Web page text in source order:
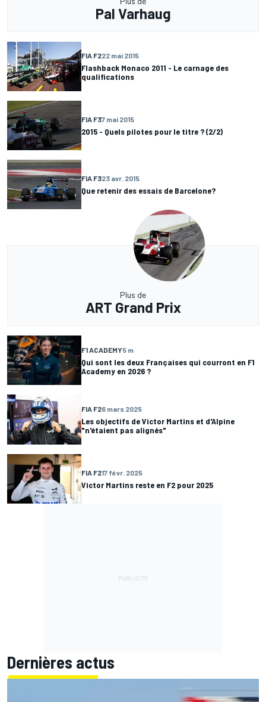
Pal Varhaug
FIA F222 mai 2015
Flashback Monaco 2011 - Le carnage des
qualifications
FIA F37 mai 2015
2015 - Quels pilotes pour le titre ? (2/2)
FIA F323 avr. 2015
Que retenir des essais de Barcelone?
Plus de
ART Grand Prix
F1 ACADEMY5 m
Qui sont les deux Françaises qui courront en F1
Academy en 2026 ?
FIA F26 mars 2025
Les objectifs de Victor Martins et d'Alpine
"n'étaient pas alignés"
FIA F217 févr. 2025
Victor Martins reste en F2 pour 2025
Dernières actus